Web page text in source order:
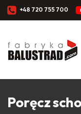
+48 720 755 700
Poręcz